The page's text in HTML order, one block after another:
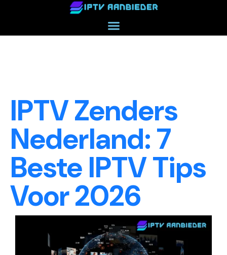
IPTV Zenders
Nederland: 7
Beste IPTV Tips
Voor 2026